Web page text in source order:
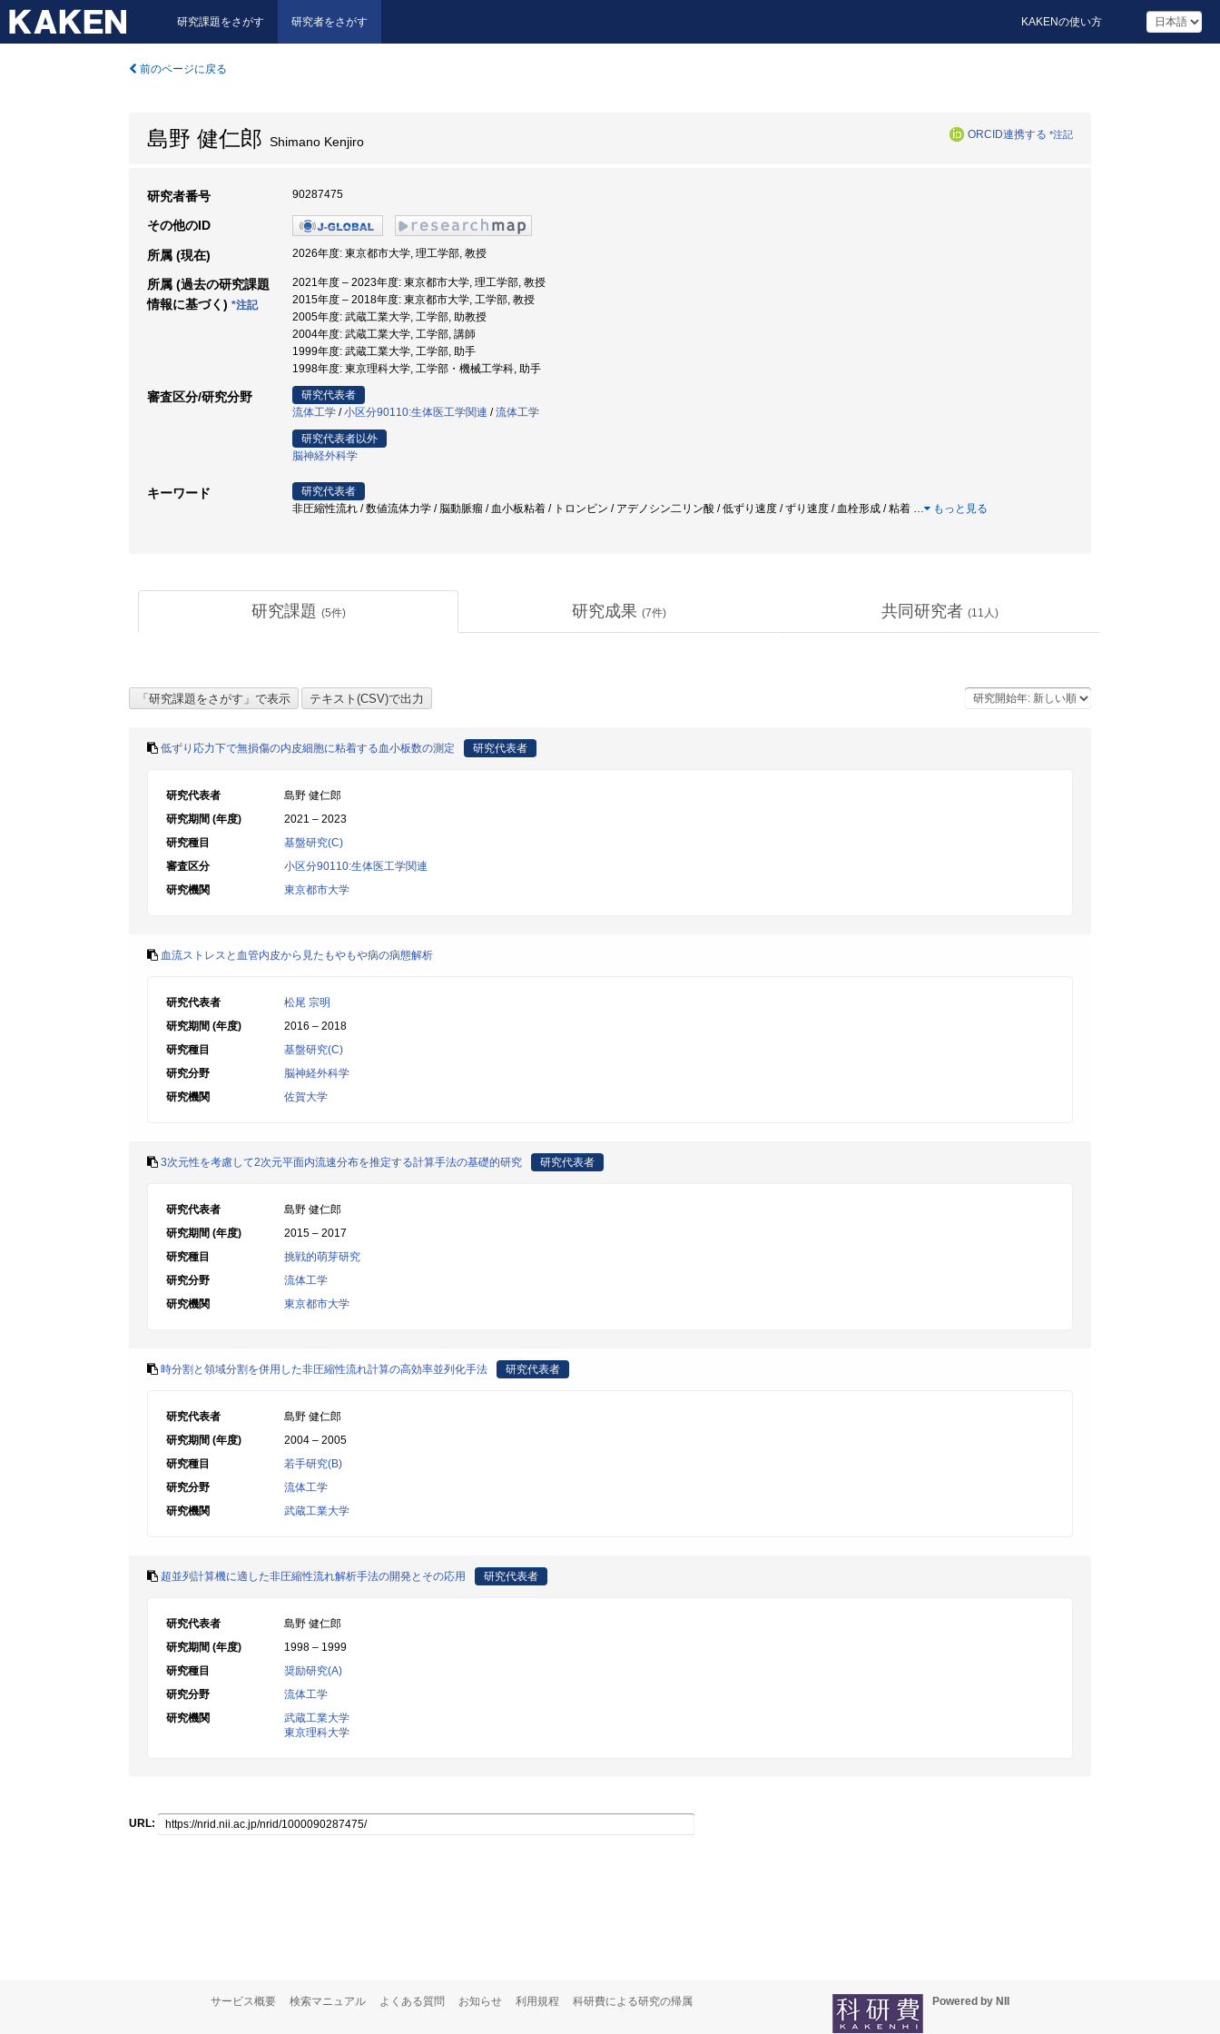
研究課題をさがす 研究者をさがす KAKENの使い方
前のページに戻る
島野 健仁郎 Shimano Kenjiro ORCID連携する *注記
研究者番号 90287475
その他のID
所属 (現在) 2026年度: 東京都市大学, 理工学部, 教授
所属 (過去の研究課題
情報に基づく) *注記
2021年度 – 2023年度: 東京都市大学, 理工学部, 教授
2015年度 – 2018年度: 東京都市大学, 工学部, 教授
2005年度: 武蔵工業大学, 工学部, 助教授
2004年度: 武蔵工業大学, 工学部, 講師
1999年度: 武蔵工業大学, 工学部, 助手
1998年度: 東京理科大学, 工学部・機械工学科, 助手
審査区分/研究分野
研究代表者
流体工学 /小区分90110:生体医工学関連 /流体工学
研究代表者以外
脳神経外科学
キーワード
研究代表者
非圧縮性流れ / 数値流体力学 / 脳動脈瘤 / 血小板粘着 / トロンビン / アデノシン二リン酸 / 低ずり速度 / ずり速度 / 血栓形成 / 粘着 … もっと見る
研究課題 (5件) 研究成果 (7件) 共同研究者 (11 人)
低ずり応力下で無損傷の内皮細胞に粘着する血小板数の測定 研究代表者
研究代表者
島野 健仁郎
研究期間 (年度)
2021 – 2023
研究種目
基盤研究(C)
審査区分
小区分90110:生体医工学関連
研究機関
東京都市大学
血流ストレスと血管内皮から見たもやもや病の病態解析
研究代表者
松尾 宗明
研究期間 (年度)
2016 – 2018
研究種目
基盤研究(C)
研究分野
脳神経外科学
研究機関
佐賀大学
3次元性を考慮して2次元平面内流速分布を推定する計算手法の基礎的研究 研究代表者
研究代表者
島野 健仁郎
研究期間 (年度)
2015 – 2017
研究種目
挑戦的萌芽研究
研究分野
流体工学
研究機関
東京都市大学
時分割と領域分割を併用した非圧縮性流れ計算の高効率並列化手法 研究代表者
研究代表者
島野 健仁郎
研究期間 (年度)
2004 – 2005
研究種目
若手研究(B)
研究分野
流体工学
研究機関
武蔵工業大学
超並列計算機に適した非圧縮性流れ解析手法の開発とその応用 研究代表者
研究代表者
島野 健仁郎
研究期間 (年度)
1998 – 1999
研究種目
奨励研究(A)
研究分野
流体工学
研究機関
武蔵工業大学
東京理科大学
URL:
サービス概要 検索マニュアル よくある質問 お知らせ 利用規程 科研費による研究の帰属 Powered by NII